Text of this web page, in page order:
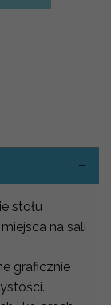
stołu
na sali
graficznie